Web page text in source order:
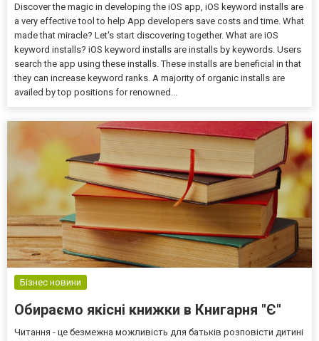
Discover the magic in developing the iOS app, iOS keyword installs are
a very effective tool to help App developers save costs and time. What
made that miracle? Let's start discovering together. What are iOS
keyword installs? iOS keyword installs are installs by keywords. Users
search the app using these installs. These installs are beneficial in that
they can increase keyword ranks. A majority of organic installs are
availed by top positions for renowned...
Бізнес новини
Обираємо якісні книжки в Книгарня "Є"
Читання - це безмежна можливість для батьків розповісти дитині